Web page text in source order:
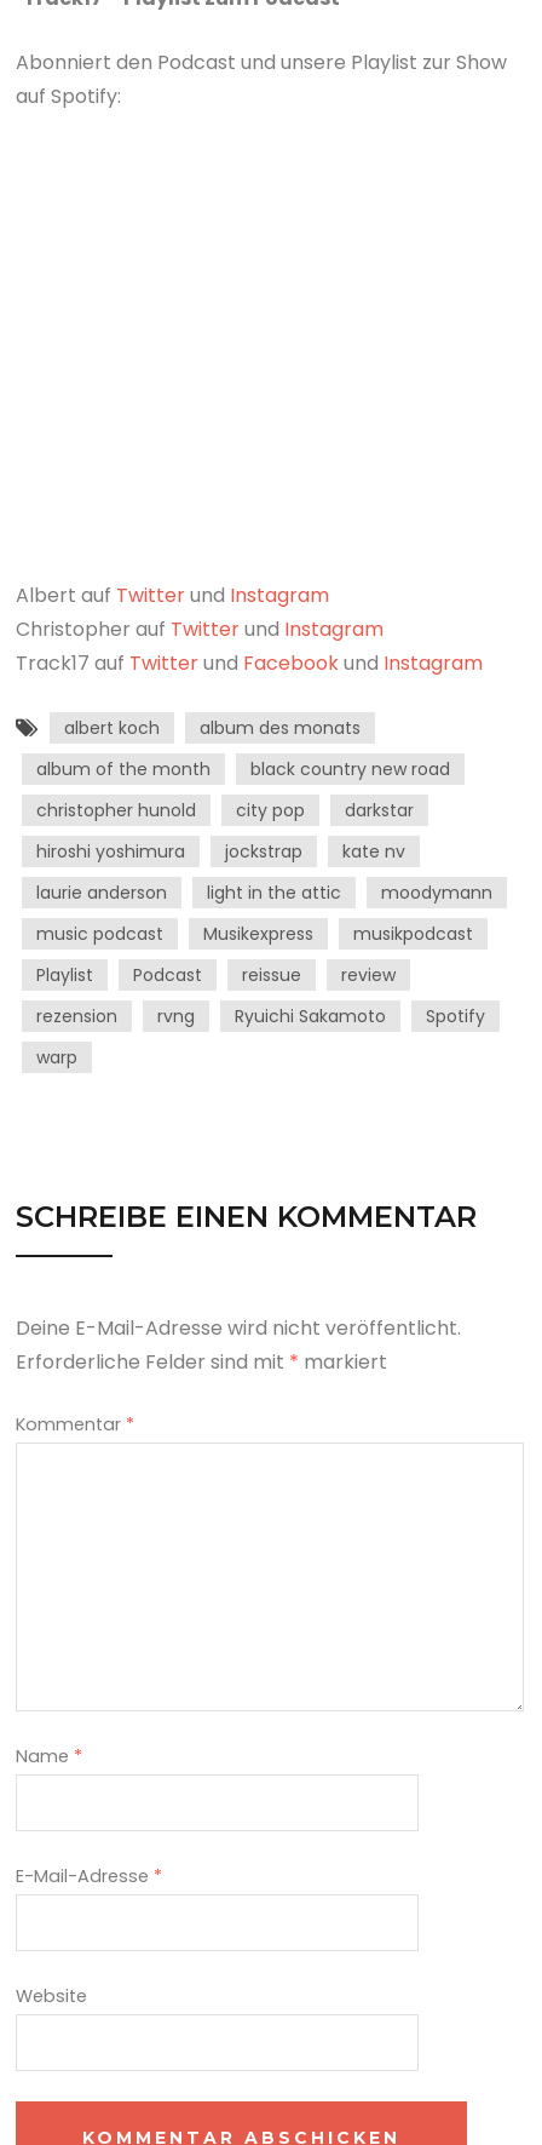
Abonniert den Podcast und unsere Playlist zur Show
auf Spotify:
Albert auf Twitterund Instagram
Christopher auf Twitterund Instagram
Track17 auf Twitterund Facebookund Instagram
albert koch
album des monats
album of the month
black country new road
christopher hunold
city pop
darkstar
hiroshi yoshimura
jockstrap
kate nv
laurie anderson
light in the attic
moodymann
music podcast
Musikexpress
musikpodcast
Playlist
Podcast reissue
review
rezension
rvng Ryuichi Sakamoto
Spotify
warp
SCHREIBE EINEN KOMMENTAR
Deine E-Mail-Adresse wird nicht veröffentlicht.
Erforderliche Felder sind mit * markiert
Kommentar *
Name *
E-Mail-Adresse *
Website